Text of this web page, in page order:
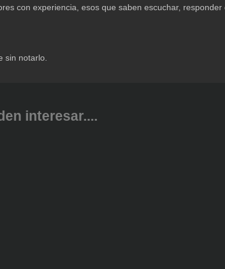
con experiencia, esos que saben escuchar, responder
sin notarlo.
interesar....